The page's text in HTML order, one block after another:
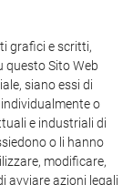
grafici e scritti,
questo Sito Web
siano essi di
o
e industriali di
o li hanno
modificare,
avviare azioni legali